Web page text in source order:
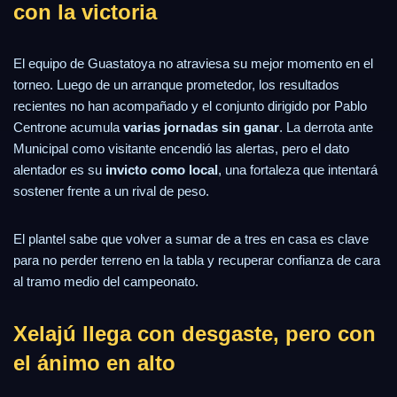
con la victoria
El equipo de Guastatoya no atraviesa su mejor momento en el
torneo. Luego de un arranque prometedor, los resultados
recientes no han acompañado y el conjunto dirigido por Pablo
Centrone acumula varias jornadas sin ganar. La derrota ante
Municipal como visitante encendió las alertas, pero el dato
alentador es su invicto como local, una fortaleza que intentará
sostener frente a un rival de peso.
El plantel sabe que volver a sumar de a tres en casa es clave
para no perder terreno en la tabla y recuperar confianza de cara
al tramo medio del campeonato.
Xelajú llega con desgaste, pero con
el ánimo en alto